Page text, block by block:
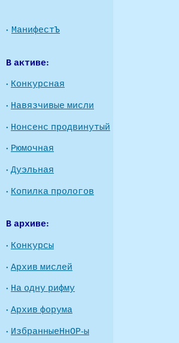
· МанифестЪ
В активе:
· Конкурсная
· Навязчивые мисли
· Нонсенс продвинутый
· Рюмочная
· Дуэльная
· Копилка прологов
В архиве:
· Конкурсы
· Архив мислей
· На одну рифму
· Архив форума
· ИзбранныеНнОР-ы